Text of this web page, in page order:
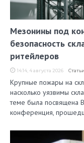
Мезонины под
безопасность
ритейлеров
14:14, 4 августа 2026 Статьи
Крупные пожары на
насколько уязвимы
теме была посвящена
конференция,